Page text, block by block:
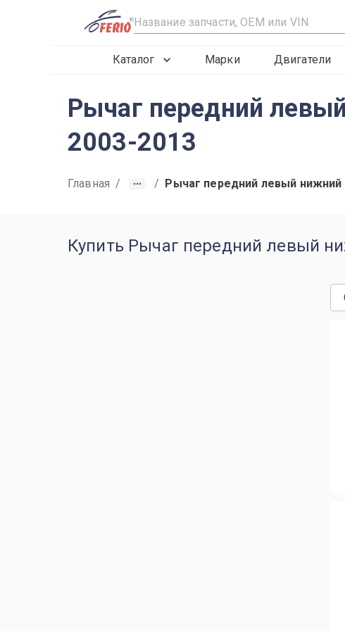
R
Каталог Марки Двигатели
Рычаг передний
2003-2013
Главная / / Рычаг передний левый нижний
Купить Рычаг передний левый